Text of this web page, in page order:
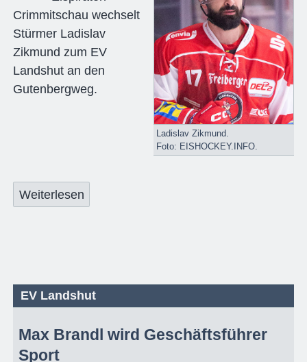
Ladislav Zikmund.
Foto: EISHOCKEY.INFO.
Crimmitschau wechselt
Stürmer Ladislav
Zikmund zum EV
Landshut an den
Gutenbergweg.
Weiterlesen
EV Landshut
Max Brandl wird Geschäftsführer
Sport